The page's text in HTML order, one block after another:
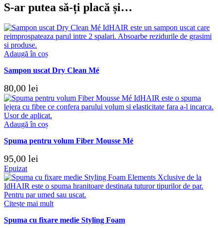
S-ar putea să-ți placă și…
Adaugă în coș
Sampon uscat Dry Clean Mé
80,00 lei
Adaugă în coș
Spuma pentru volum Fiber Mousse Mé
95,00 lei
Epuizat
Citește mai mult
Spuma cu fixare medie Styling Foam